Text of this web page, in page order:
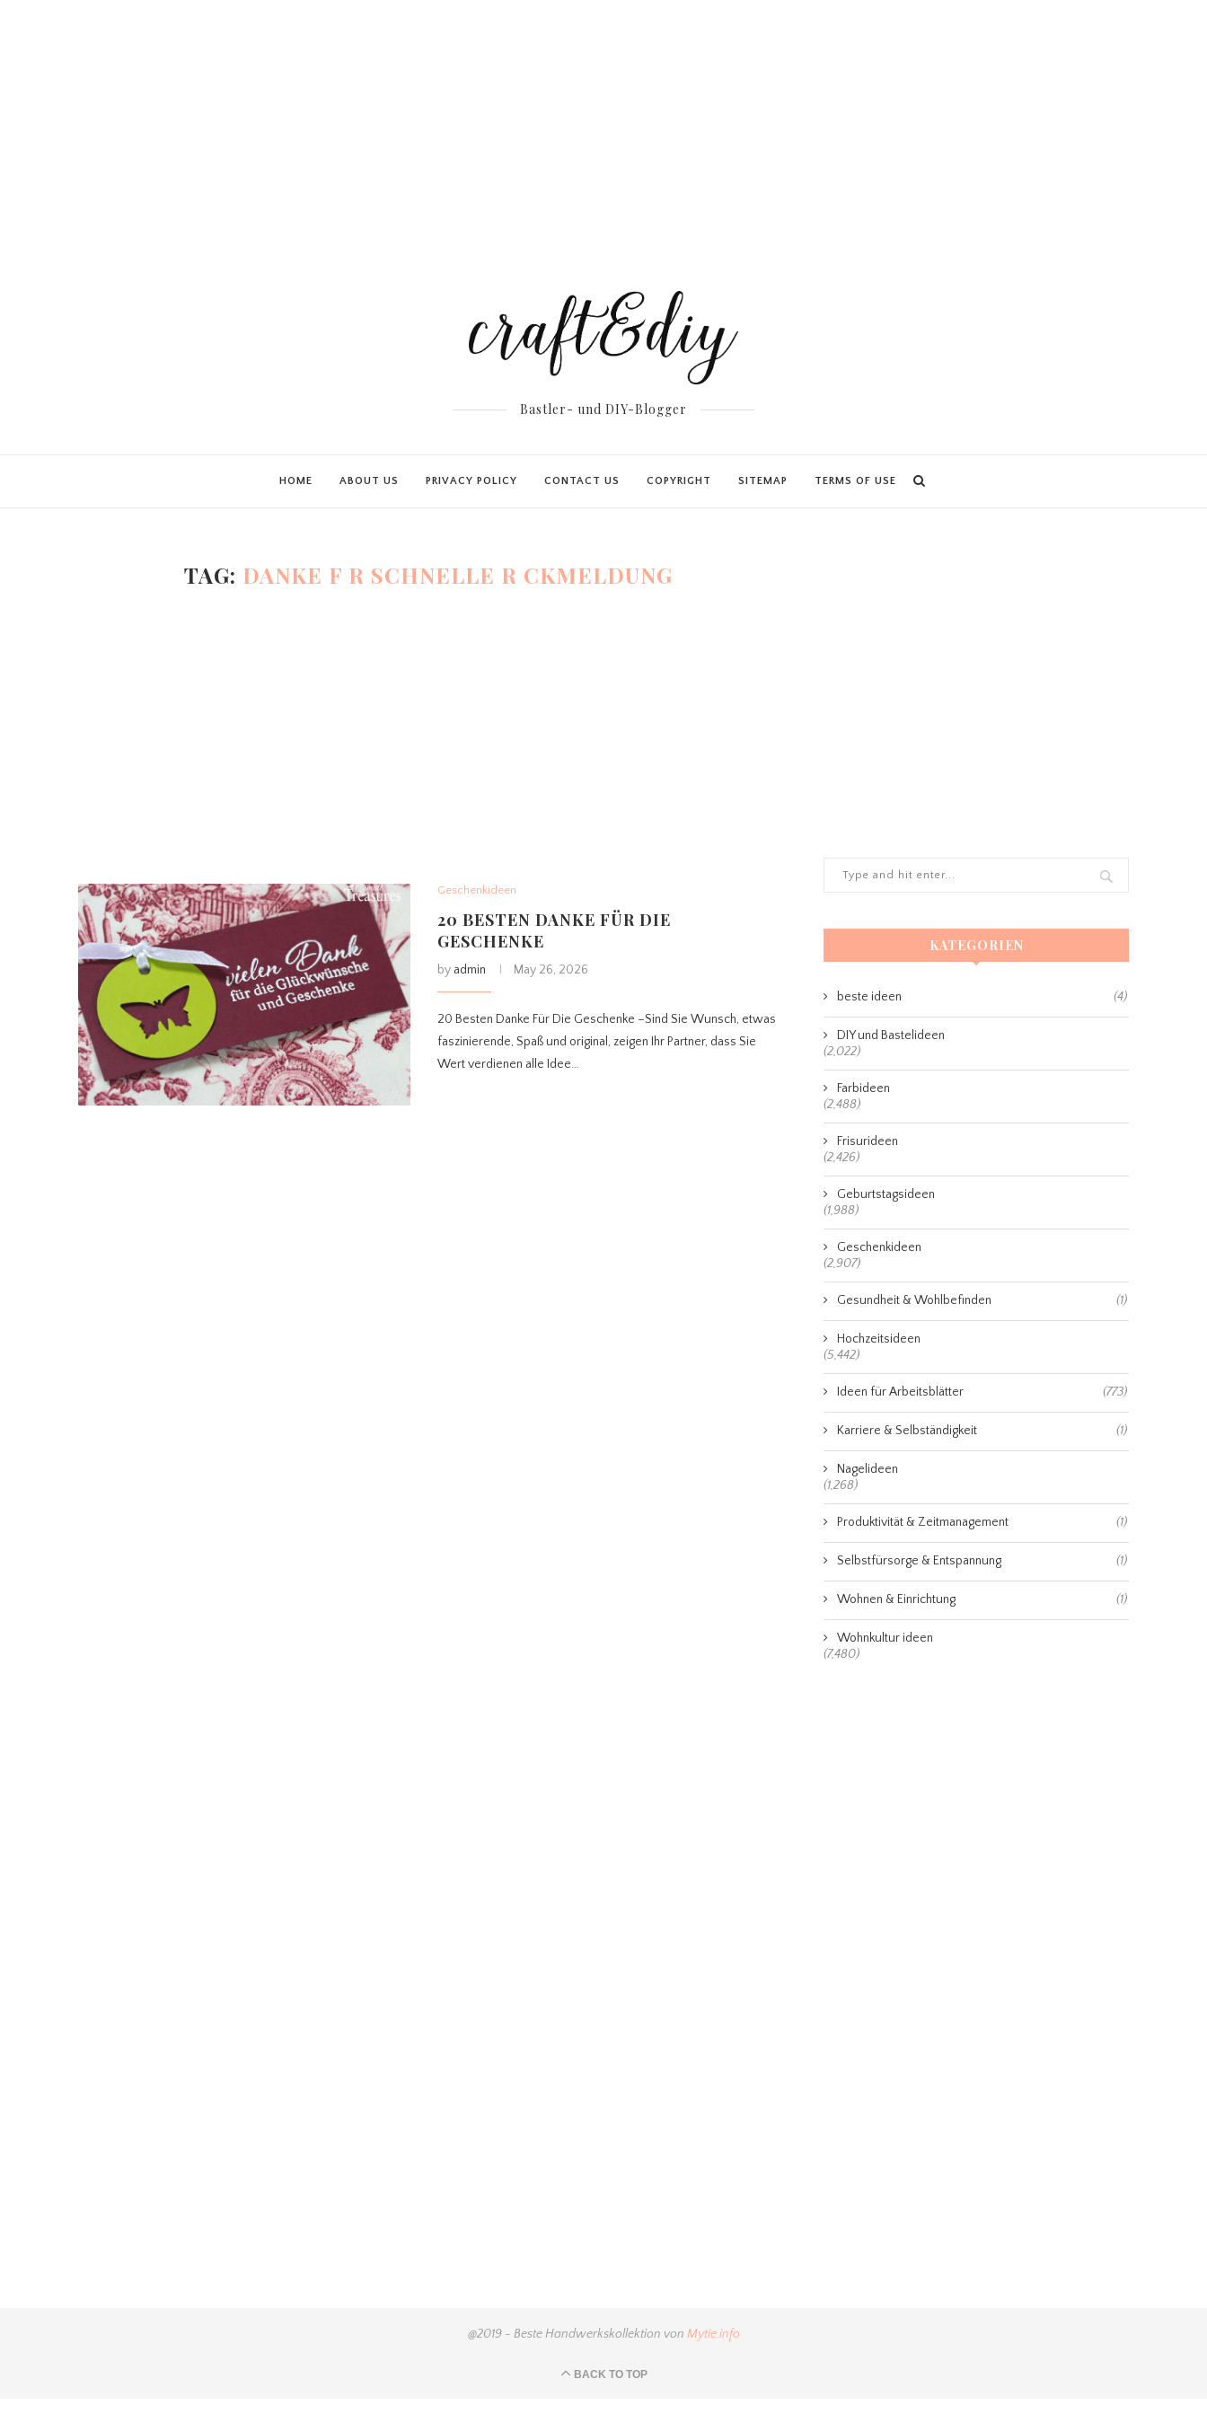
Bastler- und DIY-Blogger
HOME ABOUT US PRIVACY POLICY CONTACT US COPYRIGHT SITEMAP TERMS OF USE
TAG: DANKE F R SCHNELLE R CKMELDUNG
Geschenkideen
20 BESTEN DANKE FÜR DIE
GESCHENKE
by admin May 26, 2026
20 Besten Danke Für Die Geschenke –Sind Sie Wunsch, etwas
faszinierende, Spaß und original, zeigen Ihr Partner, dass Sie
Wert verdienen alle Idee…
KATEGORIEN
beste ideen (4)
DIY und Bastelideen
(2,022)
Farbideen
(2,488)
Frisurideen
(2,426)
Geburtstagsideen
(1,988)
Geschenkideen
(2,907)
Gesundheit & Wohlbefinden (1)
Hochzeitsideen
(5,442)
Ideen für Arbeitsblätter (773)
Karriere & Selbständigkeit (1)
Nagelideen
(1,268)
Produktivität & Zeitmanagement (1)
Selbstfürsorge & Entspannung (1)
Wohnen & Einrichtung (1)
Wohnkultur ideen
(7,480)
@2019 - Beste Handwerkskollektion von Mytie.info
BACK TO TOP